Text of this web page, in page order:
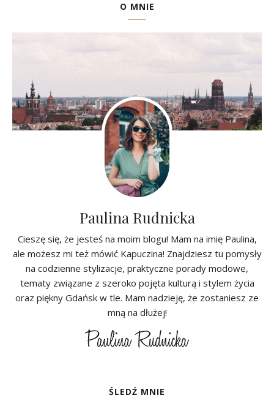
O MNIE
Paulina Rudnicka
Cieszę się, że jesteś na moim blogu! Mam na imię Paulina,
ale możesz mi też mówić Kapuczina! Znajdziesz tu pomysły
na codzienne stylizacje, praktyczne porady modowe,
tematy związane z szeroko pojęta kulturą i stylem życia
oraz piękny Gdańsk w tle. Mam nadzieję, że zostaniesz ze
mną na dłużej!
ŚLEDŹ MNIE